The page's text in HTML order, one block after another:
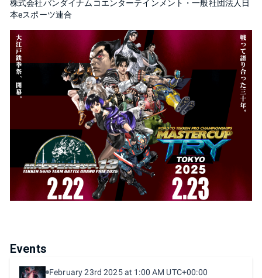
株式会社バンダイナムコエンターテインメント・一般社団法人日
本eスポーツ連合
Events
February 23rd 2025 at 1:00 AM UTC+00:00